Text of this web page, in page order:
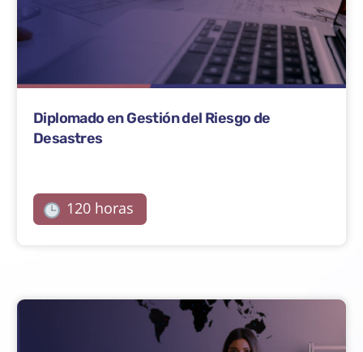
Diplomado en Gestión del Riesgo de
Desastres
120 horas